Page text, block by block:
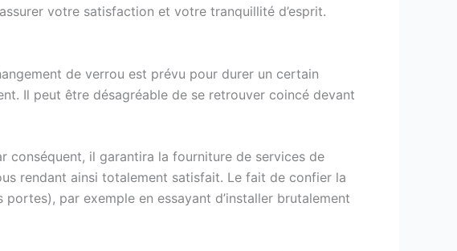
votre satisfaction et votre tranquillité d’esprit.
de verrou est prévu pour durer un certain
Il peut être désagréable de se retrouver coincé devant
conséquent, il garantira la fourniture de services de
rendant ainsi totalement satisfait. Le fait de confier la
par exemple en essayant d’installer brutalement